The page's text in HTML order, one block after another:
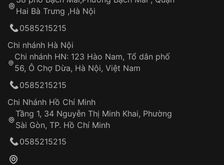
Hotline: 0585 215 215
Từ khóa SEO:
Khách hàng kiểm tra và thanh toán trực tiếp
Tự ý sửa chữa
thống VNLUX
Đảm bảo quyền lợi khách hàng
Đồng hành cùng khách hàng trong suốt quá
trình sử dụng
Hai Bà Trưng ,Hà Nội
0585215215
Chi nhánh Hà Nội
Chi nhánh HN: 123 Hào Nam, Tổ dân phố
56, Ô Chợ Dừa, Hà Nội, Việt Nam
0585215215
Chi Nhánh Hồ Chí Minh
Tầng 1, 34 Nguyễn Thị Minh Khai, Phường
Sài Gòn, TP. Hồ Chí Minh
0585215215